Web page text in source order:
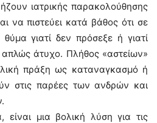
ιατρικής παρακολούθησης
να πιστεύει κατά βάθος ότι σε
γιατί δεν πρόσεξε ή γιατί
απλώς άτυχο. Πλήθος «αστείων»
πράξη ως καταναγκασμό ή
στις παρέες των ανδρών και
είναι μια βολική λύση για τις